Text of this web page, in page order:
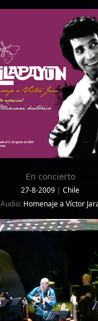
En concierto
27-8-2009 | Chile
Audio: Homenaje a Víctor